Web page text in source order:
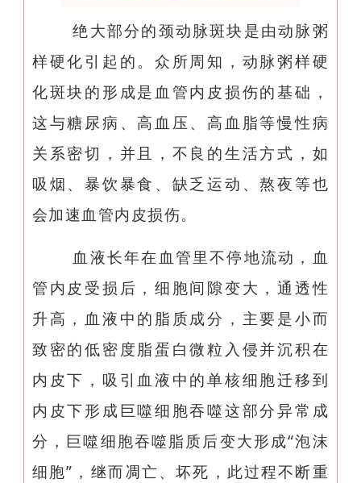
绝大部分的颈动脉斑块是由动脉粥
样硬化引起的。众所周知，动脉粥样硬
化斑块的形成是血管内皮损伤的基础，
这与糖尿病、高血压、高血脂等慢性病
关系密切，并且，不良的生活方式，如
吸烟、暴饮暴食、缺乏运动、熬夜等也
会加速血管内皮损伤。
血液长年在血管里不停地流动，血
管内皮受损后，细胞间隙变大，通透性
升高，血液中的脂质成分，主要是小而
致密的低密度脂蛋白微粒入侵并沉积在
内皮下，吸引血液中的单核细胞迁移到
内皮下形成巨噬细胞吞噬这部分异常成
分，巨噬细胞吞噬脂质后变大形成“泡沫
细胞”，继而凋亡、坏死，此过程不断重